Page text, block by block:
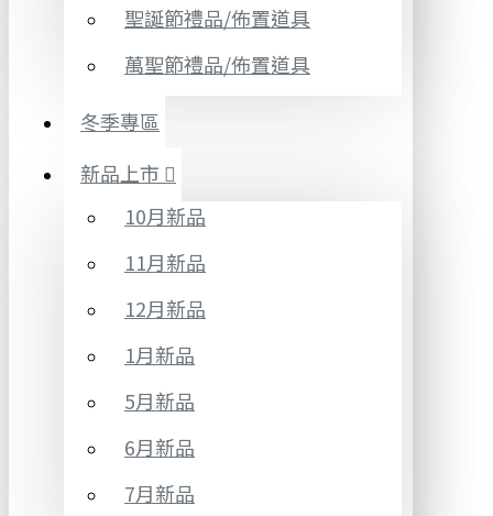
聖誕節禮品/佈置道具
萬聖節禮品/佈置道具
冬季專區
新品上市
10月新品
11月新品
12月新品
1月新品
5月新品
6月新品
7月新品